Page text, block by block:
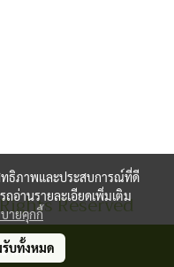
าสินค้า
Reserved
3,242
ทธิภาพและประสบการณ์ที่ดี
ถอ่านรายละเอียดเพิ่มเติม
ายคุกกี้
บทั้งหมด